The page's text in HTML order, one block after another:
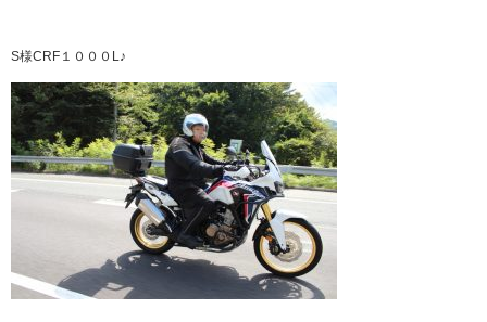
S様CRF１０００L♪